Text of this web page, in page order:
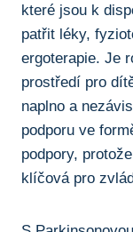
které⁢ jsou k
⁤patřit léky,
ergoterapie. Je
prostředí pro
naplno a
podporu ve
podpory,
klíčová pro